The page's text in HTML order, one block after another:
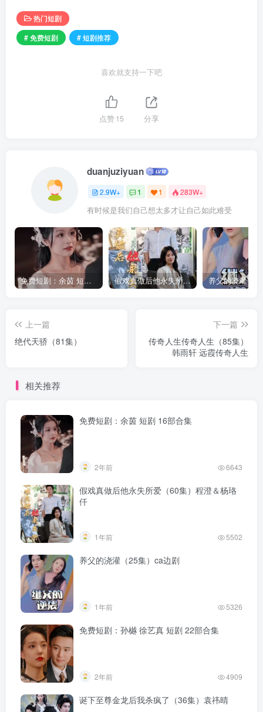
热门短剧
# 免费短剧
# 短剧推荐
喜欢就支持一下吧
点赞15 分享
duanjuziyuan
2.9W+ 1 1 283W+
有时候是我们自己想太多才让自己如此难受
免费短剧：余茵 短剧 16部合集 假戏真做后他永失所爱（60集）程澄＆杨珞仟
上一篇
绝代天骄（81集）
下一篇
传奇人生传奇人生（85集）
韩雨轩 远霞传奇人生
相关推荐
免费短剧：余茵 短剧 16部合集
2年前 6643
假戏真做后他永失所爱（60集）程澄＆杨珞
仟
1年前 5502
养父的浇灌（25集）ca边剧
1年前 5326
免费短剧：孙樾 徐艺真 短剧 22部合集
2年前 4909
诞下至尊金龙后我杀疯了（36集）袁祎晴